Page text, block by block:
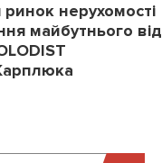
нерухомості
майбутнього від